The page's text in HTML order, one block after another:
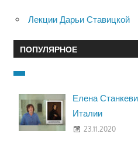
Лекции Дарьи Ставицкой
ПОПУЛЯРНОЕ
Елена
Италии
23.11.2020